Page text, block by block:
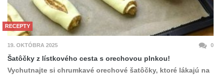
RECEPTY
19. OKTÓBRA 2025 0
Šatôčky z lístkového cesta s orechovou plnkou!
Vychutnajte si chrumkavé orechové šatôčky, ktoré lákajú na